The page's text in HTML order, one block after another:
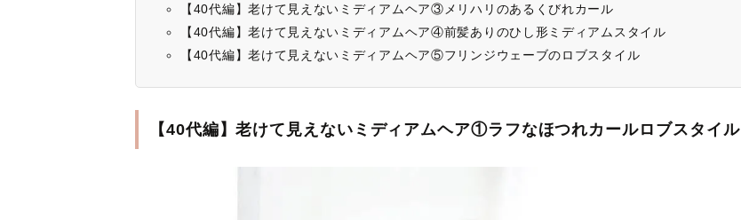
【40代編】老けて見えないミディアムヘア③メリハリのあるくびれカール
【40代編】老けて見えないミディアムヘア④前髪ありのひし形ミディアムスタイル
【40代編】老けて見えないミディアムヘア⑤フリンジウェーブのロブスタイル
【40代編】老けて見えないミディアムヘア①ラフなほつれカールロブスタイル